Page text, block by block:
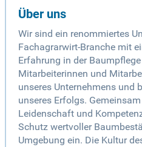
Über uns
Wir sind ein renommiertes
Fachagrarwirt-Branche mit
Erfahrung in der
Mitarbeiterinnen und
unseres Unternehmens und
unseres Erfolgs.
Leidenschaft und
Schutz wertvoller
Umgebung ein. Die Kultur